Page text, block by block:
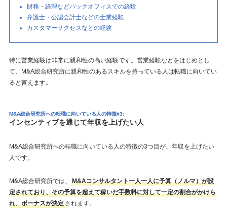
財務・経理などバックオフィスでの経験
弁護士・公認会計士などの士業経験
カスタマーサクセスなどの経験
特に営業経験は非常に親和性の高い経験です。営業経験などをはじめとし
て、M&A総合研究所に親和性のあるスキルを持っている人は転職に向いてい
ると言えます。
M&A総合研究所への転職に向いている人の特徴#3:
インセンティブを通じて年収を上げたい人
M&A総合研究所への転職に向いている人の特徴の3つ目が、年収を上げたい
人です。
M&A総合研究所では、
M&Aコンサルタント一人一人に予算（ノルマ）が設
定されており、その予算を超えて稼いだ手数料に対して一定の割合がかけら
れ、ボーナスが決定されます。